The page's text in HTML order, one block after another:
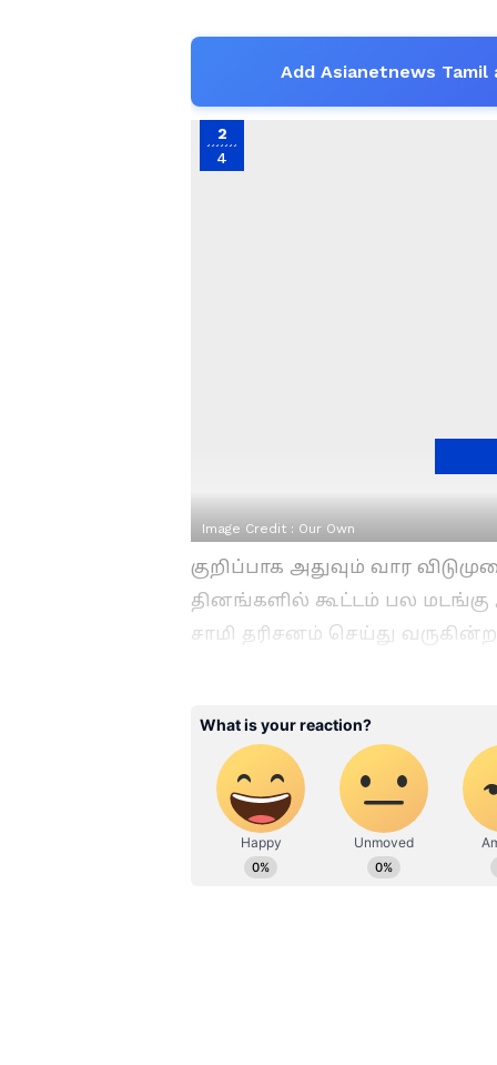
Add Asianetnews Tamil
2
4
Image Credit : Our Own
குறிப்பாக அதுவும் வார
தினங்களில் கூட்டம் பல மடங்கு
சாமி தரிசனம் செய்து
Related Articles
Venus Jupiter
சுக்கிரன் - குருவின்